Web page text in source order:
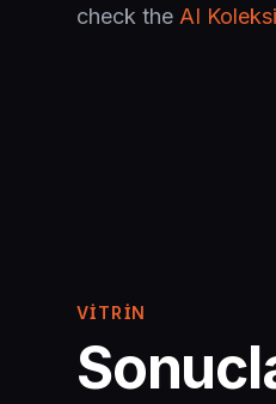
check the AI
VITRIN